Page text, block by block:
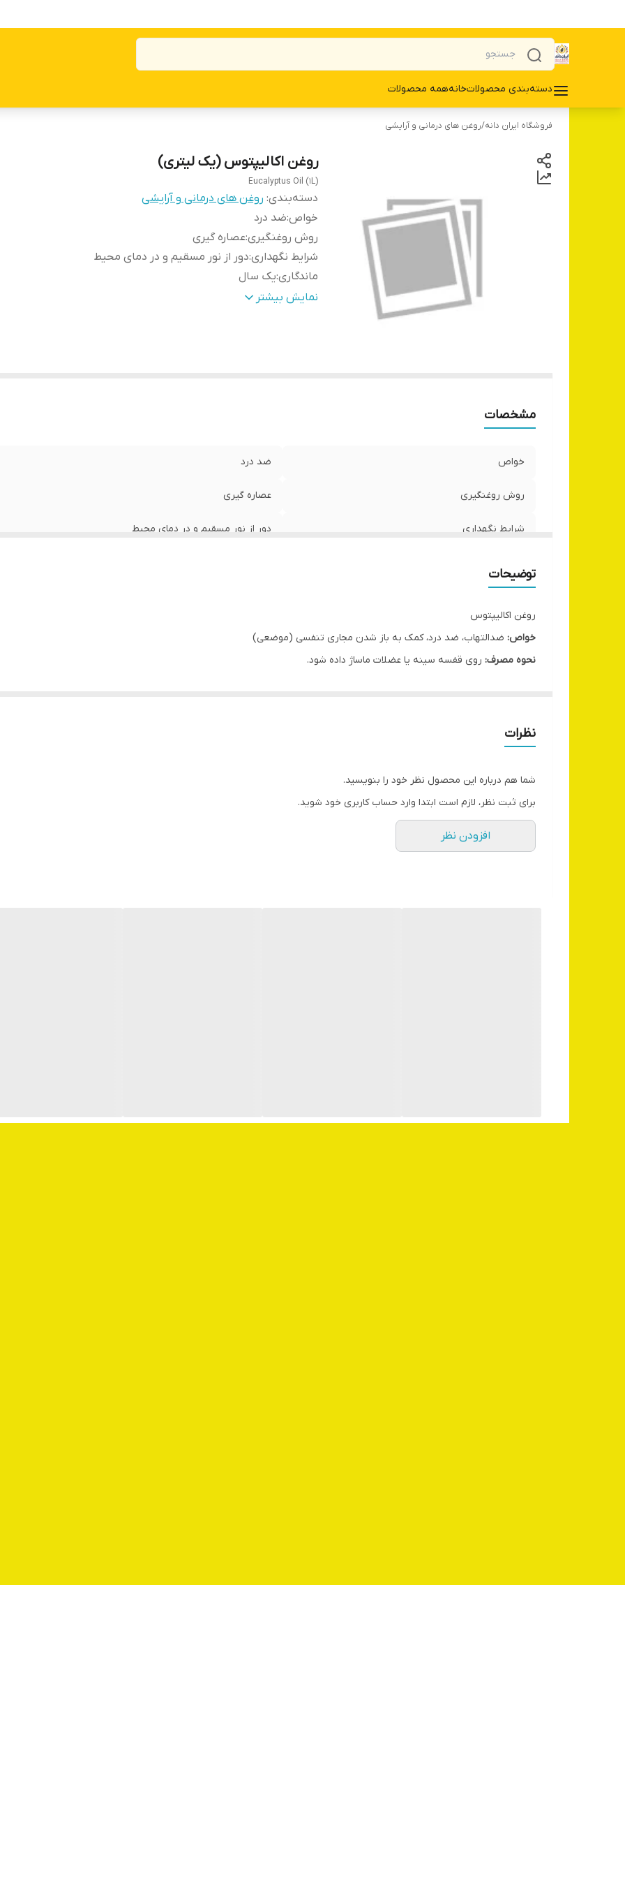
دسته‌بندی محصولاتخانههمه محصولات
فروشگاه ایران دانه/روغن های درمانی و آرایشی
روغن اکالیپتوس (یک لیتری)
Eucalyptus Oil (1L)
دسته‌بندی: روغن های درمانی و آرایشی
خواص:ضد درد
روش روغنگیری:عصاره گیری
شرایط نگهداری:دور از نور مسقیم و در دمای محیط
ماندگاری:یک سال
کشور تولید کننده
نمایش بیشتر
مشخصات
خواص ضد درد
روش روغنگیری عصاره گیری
شرایط نگهداری دور از نور مسقیم و در دمای محیط
توضیحات
روغن اکالیپتوس
خواص: ضدالتهاب، ضد درد، کمک به باز شدن مجاری تنفسی (موضعی)
نحوه مصرف: روی قفسه سینه یا عضلات ماساژ داده شود.
نظرات
شما هم درباره این محصول نظر خود را بنویسید.
برای ثبت نظر، لازم است ابتدا وارد حساب کاربری خود شوید.
افزودن نظر